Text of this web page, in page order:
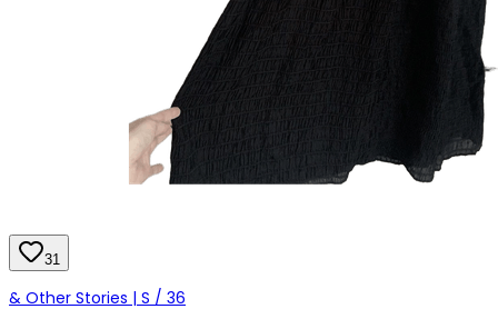
31
& Other Stories | S / 36